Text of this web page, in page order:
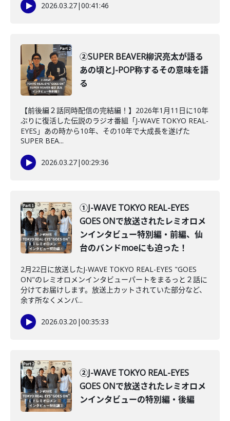
2026.03.27|00:41:46
②SUPER BEAVER柳沢亮太が語る
あの頃とJ-POP称するその意味を語
る
【前後編２話同時配信の完結編！】2026年1月11日に10年
ぶりに復活した伝説のラジオ番組「J-WAVE TOKYO REAL-
EYES」あの時から10年、その10年で大成長を遂げた
SUPER BEA...
2026.03.27|00:29:36
①J-WAVE TOKYO REAL-EYES
GOES ONで放送されたレミオロメ
ンインタビュー特別編・前編、仙
台のバンドmoeにも迫った！
2月22日に放送したJ-WAVE TOKYO REAL-EYES "GOES
ON"のレミオロメンインタビューパートをまるっと２話に
分けてお届けします。放送上カットされていた部分など、
余す所なくメンバ...
2026.03.20 |00:35:33
②J-WAVE TOKYO REAL-EYES
GOES ONで放送されたレミオロメ
ンインタビューの特別編・後編